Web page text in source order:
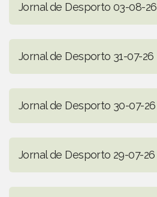
Jornal de Desporto 03-08-26
Jornal de Desporto 31-07-26
Jornal de Desporto 30-07-26
Jornal de Desporto 29-07-26